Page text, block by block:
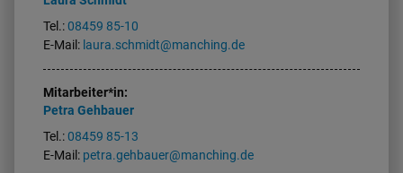
Tel.:08459 85-10
E-Mail: laura.schmidt@manching.de
Mitarbeiter*in:
Petra Gehbauer
Tel.:08459 85-13
E-Mail: petra.gehbauer@manching.de